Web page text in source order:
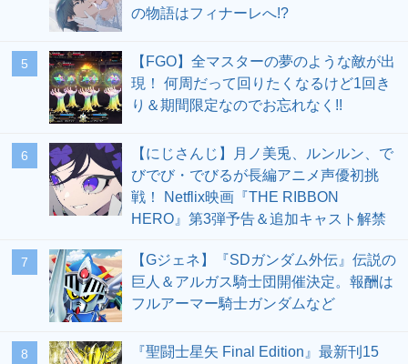
の物語はフィナーレへ!?
5
【FGO】全マスターの夢のような敵が出
現！ 何周だって回りたくなるけど1回き
り＆期間限定なのでお忘れなく!!
6
【にじさんじ】月ノ美兎、ルンルン、で
びでび・でびるが長編アニメ声優初挑
戦！ Netflix映画『THE RIBBON
HERO』第3弾予告＆追加キャスト解禁
7
【Gジェネ】『SDガンダム外伝』伝説の
巨人＆アルガス騎士団開催決定。報酬は
フルアーマー騎士ガンダムなど
8
『聖闘士星矢 Final Edition』最新刊15